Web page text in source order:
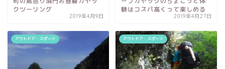
クツーリング
2019年4月9日
験はコスパ高くって楽しめる
2019年4月27日
アウトドア・スポーツ アウトドア・スポーツ